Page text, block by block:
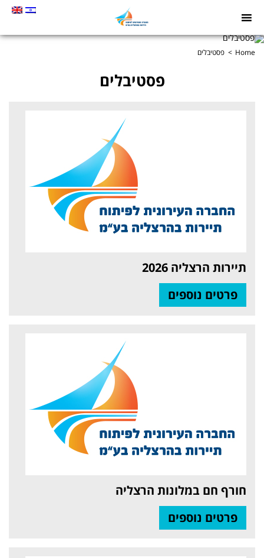
כקישור
Home פסטיבלים
פסטיבלים
תיירות הרצליה 2026
פרטים נוספים
חורף חם במלונות הרצליה
פרטים נוספים